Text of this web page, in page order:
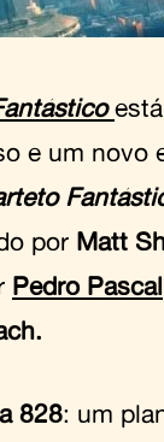
e um novo
por Matt
Pedro Pascal
828: um